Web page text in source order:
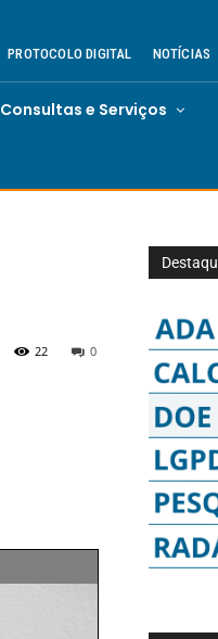
PROTOCOLO DIGITAL NOTÍCIAS
Consultas e Serviços
0
22